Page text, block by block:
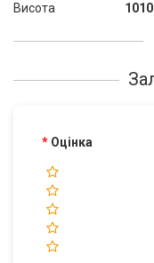
Висота
1010
Оцінка